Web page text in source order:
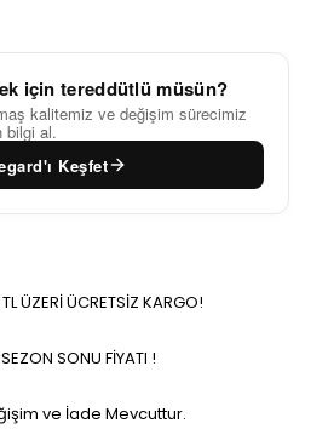
için tereddütlü müsün?
kalitemiz ve değişim sürecimiz
bilgi al.
Keşfet
ÜZERİ ÜCRETSİZ KARGO!
SEZON SONU FİYATI !
ve İade Mevcuttur.